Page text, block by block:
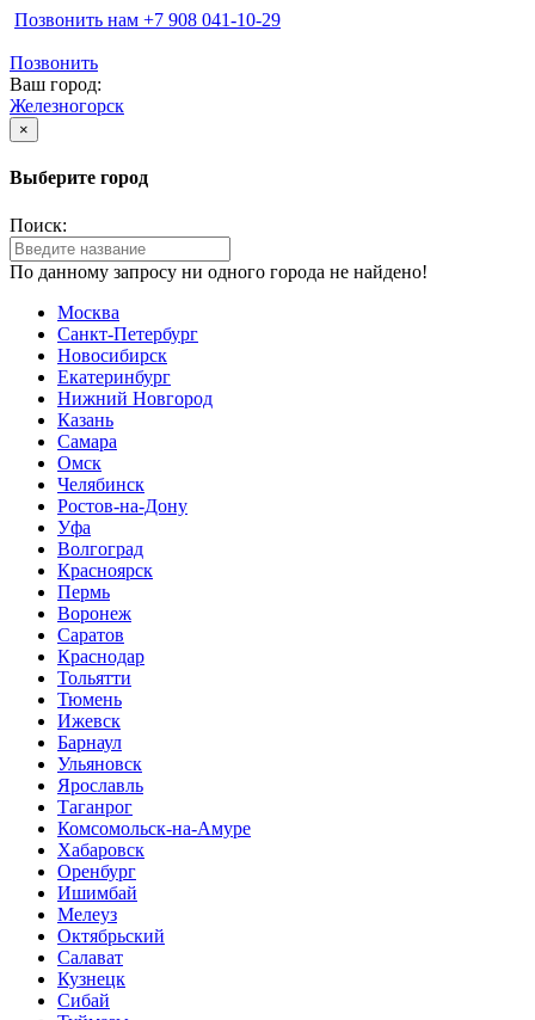
Позвонить нам ‪+7 908 041-10-29
Позвонить
Ваш город:
Железногорск
×
Выберите город
Поиск:
По данному запросу ни одного города не найдено!
Москва
Санкт-Петербург
Новосибирск
Екатеринбург
Нижний Новгород
Казань
Самара
Омск
Челябинск
Ростов-на-Дону
Уфа
Волгоград
Красноярск
Пермь
Воронеж
Саратов
Краснодар
Тольятти
Тюмень
Ижевск
Барнаул
Ульяновск
Ярославль
Таганрог
Комсомольск-на-Амуре
Хабаровск
Оренбург
Ишимбай
Мелеуз
Октябрьский
Салават
Кузнецк
Сибай